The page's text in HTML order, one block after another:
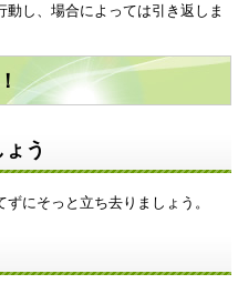
し、場合によっては引き返しま
しょう
にそっと立ち去りましょう。